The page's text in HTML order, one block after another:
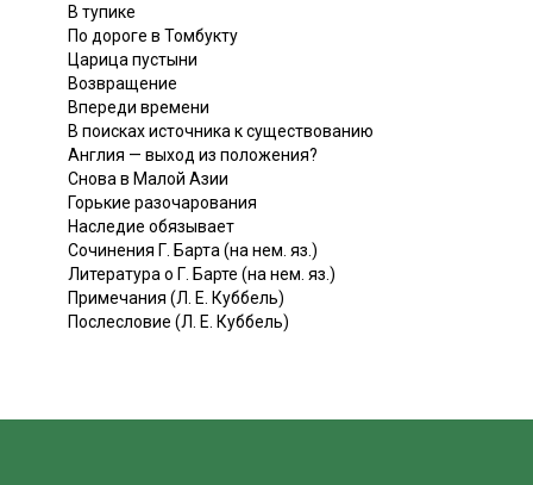
В тупике
По дороге в Томбукту
Царица пустыни
Возвращение
Впереди времени
В поисках источника к существованию
Англия — выход из положения?
Снова в Малой Азии
Горькие разочарования
Наследие обязывает
Сочинения Г. Барта (на нем. яз.)
Литература о Г. Барте (на нем. яз.)
Примечания (Л. Е. Куббель)
Послесловие (Л. Е. Куббель)